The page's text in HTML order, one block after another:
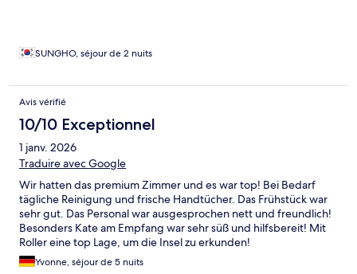
SUNGHO, séjour de 2 nuits
Avis vérifié
10/10 Exceptionnel
1 janv. 2026
Traduire avec Google
Wir hatten das premium Zimmer und es war top! Bei Bedarf
tägliche Reinigung und frische Handtücher. Das Frühstück war
sehr gut. Das Personal war ausgesprochen nett und freundlich!
Besonders Kate am Empfang war sehr süß und hilfsbereit! Mit
Roller eine top Lage, um die Insel zu erkunden!
Yvonne, séjour de 5 nuits